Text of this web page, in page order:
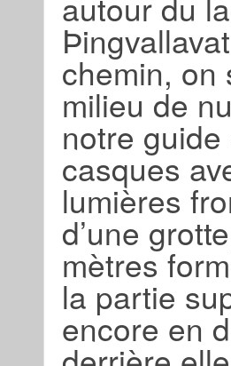
chemin, on
milieu de
notre
casques
lumières
d’une
mètres
la partie
encore en